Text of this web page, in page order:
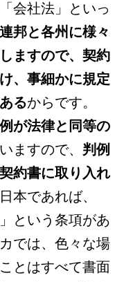
会社法」といっ
連邦と各州に様々
ますので、契約
、事細かに規定
るからです。
が法律と同等の
ますので、 判例
約書に取り入れ
本であれば、
という条項があ
では、色々な場
とはすべて書面